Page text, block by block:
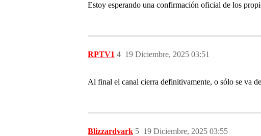
Estoy esperando una confirmación oficial de los
RPTV1 19 Diciembre, 2025 03:51
4
Al final el canal cierra definitivamente, o sólo se va
Blizzardvark 19 Diciembre, 2025 03:55
5